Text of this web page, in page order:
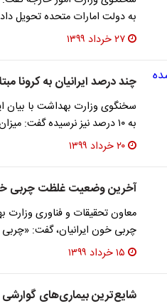
به دولت امارات متحده تحویل
۲۷ خرداد ۱۳۹۹
چند درصد ایرانیان به کرونا
سخنگوی وزارت بهداشت با بیان
به ۱۰ درصد نیز نرسیده گفت: میزان بستری بیماران در…
۲۰ خرداد ۱۳۹۹
آخرین وضعیت غلظت چربی
معاون تحقیقات و فناوری
چربی خون ایرانیان، گفت:
۱۵ خرداد ۱۳۹۹
شایع‌ترین بیماری‌های گوارشی